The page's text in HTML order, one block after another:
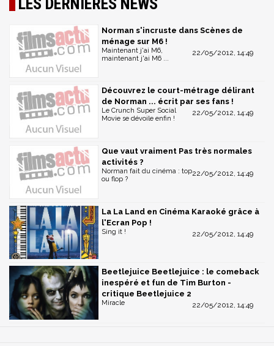
Norman s'incruste dans Scènes de
ménage sur M6 !
22/05/2012, 14:49
Maintenant j'ai M6,
maintenant j'ai M6 ...
Découvrez le court-métrage délirant
de Norman ... écrit par ses fans !
22/05/2012, 14:49
Le Crunch Super Social
Movie se dévoile enfin !
Que vaut vraiment Pas très normales
activités ?
22/05/2012, 14:49
Norman fait du cinéma : top
ou flop ?
La La Land en Cinéma Karaoké grâce à
l'Ecran Pop !
22/05/2012, 14:49
Sing it !
Beetlejuice Beetlejuice : le comeback
inespéré et fun de Tim Burton -
critique Beetlejuice 2
22/05/2012, 14:49
Miracle